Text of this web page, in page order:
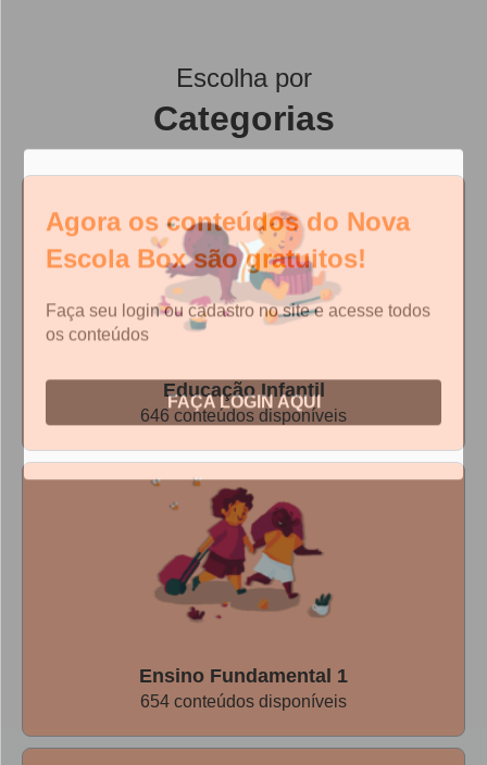
Escolha por
Categorias
Educação Infantil
646 conteúdos disponíveis
Ensino Fundamental 1
654 conteúdos disponíveis
Agora os conteúdos do Nova
Escola Box são gratuitos!
Faça seu login ou cadastro no site e acesse todos